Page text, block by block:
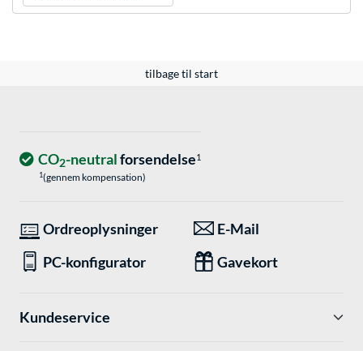
tilbage til start
CO2-neutralforsendelse1
1(gennem kompensation)
Ordreoplysninger
E-Mail
PC-konfigurator
Gavekort
Kundeservice